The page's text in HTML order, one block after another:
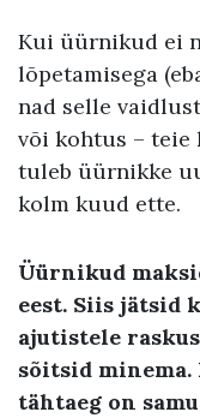
Kui üürnikud ei
lõpetamisega
nad selle
või kohtus – teie
tuleb üürnikke
kolm kuud ette.
Üürnikud
eest. Siis jätsid
ajutistele
sõitsid
tähtaeg on